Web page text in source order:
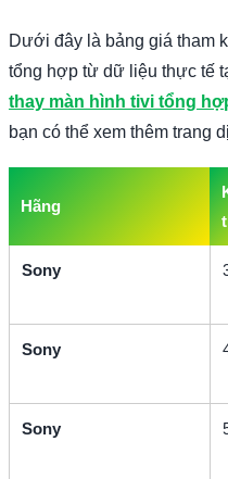
Dưới đây là bảng giá tham
tổng hợp từ dữ liệu thực tế
thay màn hình tivi tổng
bạn có thể xem thêm trang
Hãng
Sony
Sony
Sony